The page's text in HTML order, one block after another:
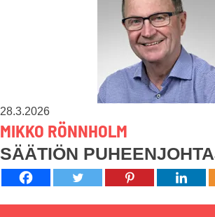
28.3.2026
MIKKO RÖNNHOLM
SÄÄTIÖN